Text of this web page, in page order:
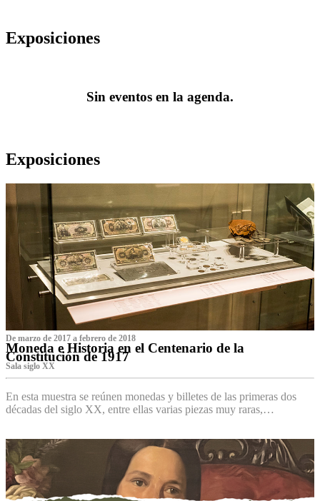
Exposiciones
Sin eventos en la agenda.
Exposiciones
De marzo de 2017 a febrero de 2018
Moneda e Historia en el Centenario de la
Constitución de 1917
Sala siglo XX
En esta muestra se reúnen monedas y billetes de las primeras dos
décadas del siglo XX, entre ellas varias piezas muy raras,…